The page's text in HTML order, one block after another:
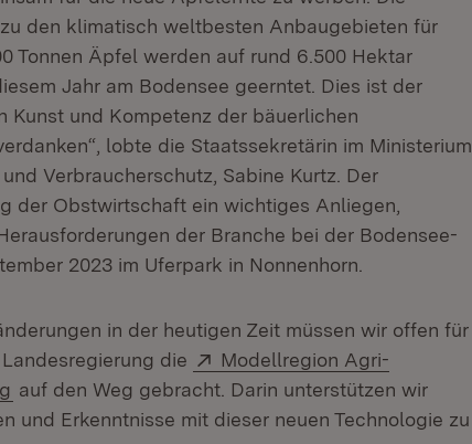
den klimatisch weltbesten Anbaugebieten für
Tonnen Äpfel werden auf rund 6.500 Hektar
Jahr am Bodensee geerntet. Dies ist der
und Kompetenz der bäuerlichen
lobte die Staatssekretärin im Ministerium
Verbraucherschutz, Sabine Kurtz. Der
der Obstwirtschaft ein wichtiges Anliegen,
der Branche bei der Bodensee-
2023 im Uferpark in Nonnenhorn.
in der heutigen Zeit müssen wir offen für
die
Extern:
Modellregion Agri-
(Öffnet in neuem Fenster)
auf den Weg gebracht. Darin unterstützen wir
und Erkenntnisse mit dieser neuen Technologie zu